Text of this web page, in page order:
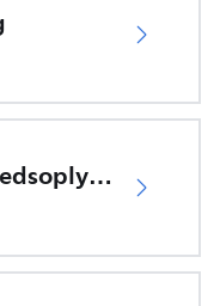
Vigtige sikkerhedsoplysninger